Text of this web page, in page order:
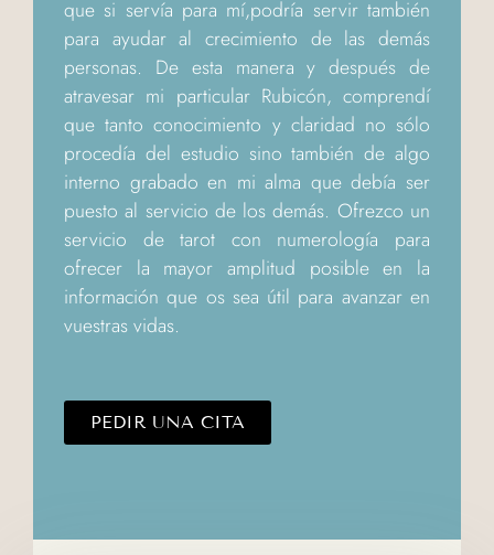
que si servía para mí,podría servir también
para ayudar al crecimiento de las demás
personas. De esta manera y después de
atravesar mi particular Rubicón, comprendí
que tanto conocimiento y claridad no sólo
procedía del estudio sino también de algo
interno grabado en mi alma que debía ser
puesto al servicio de los demás. Ofrezco un
servicio de tarot con numerología para
ofrecer la mayor amplitud posible en la
información que os sea útil para avanzar en
vuestras vidas.
PEDIR UNA CITA